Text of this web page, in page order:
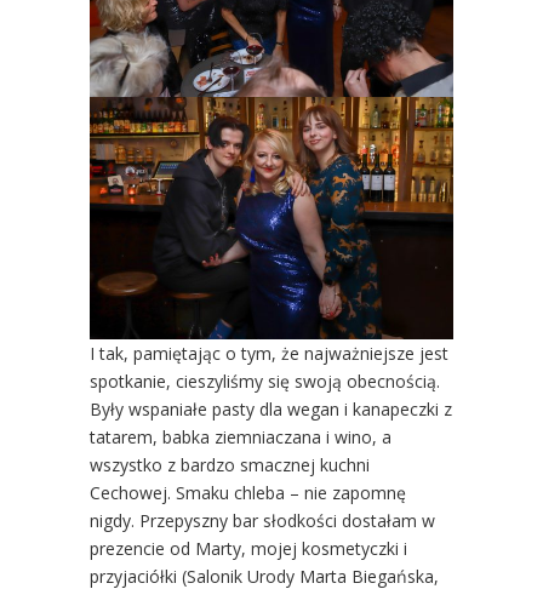
I tak, pamiętając o tym, że najważniejsze jest
spotkanie, cieszyliśmy się swoją obecnością.
Były wspaniałe pasty dla wegan i kanapeczki z
tatarem, babka ziemniaczana i wino, a
wszystko z bardzo smacznej kuchni
Cechowej. Smaku chleba – nie zapomnę
nigdy. Przepyszny bar słodkości dostałam w
prezencie od Marty, mojej kosmetyczki i
przyjaciółki (Salonik Urody Marta Biegańska,